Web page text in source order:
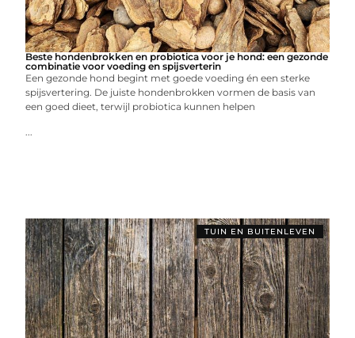
Beste hondenbrokken en probiotica voor je hond: een gezonde
combinatie voor voeding en spijsverterin
Een gezonde hond begint met goede voeding én een sterke
spijsvertering. De juiste hondenbrokken vormen de basis van
een goed dieet, terwijl probiotica kunnen helpen
...
TUIN EN BUITENLEVEN